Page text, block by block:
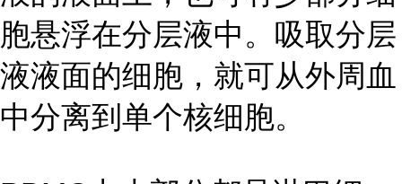
胞悬浮在分层液中。吸取分层
液液面的细胞，就可从外周血
中分离到单个核细胞。